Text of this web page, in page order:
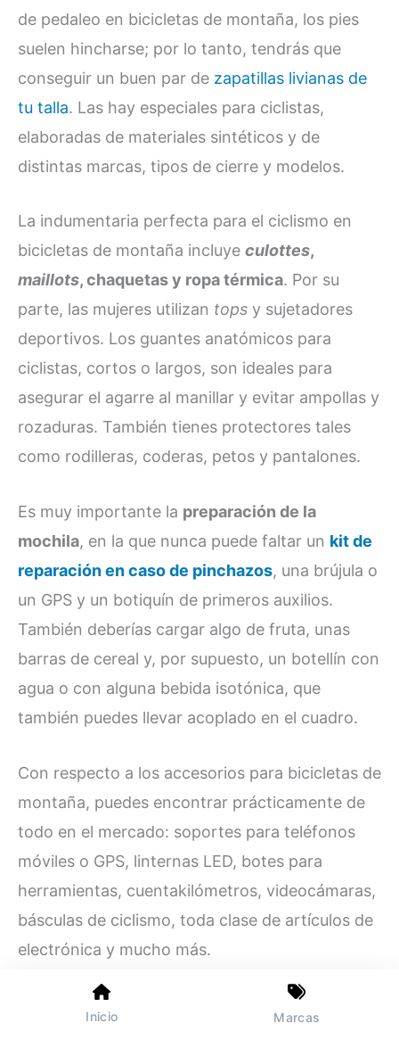
de pedaleo en bicicletas de montaña, los pies
suelen hincharse; por lo tanto, tendrás que
conseguir un buen par de zapatillas livianas de
tu talla. Las hay especiales para ciclistas,
elaboradas de materiales sintéticos y de
distintas marcas, tipos de cierre y modelos.
La indumentaria perfecta para el ciclismo en
bicicletas de montaña incluye culottes,
maillots, chaquetas y ropa térmica. Por su
parte, las mujeres utilizan tops y sujetadores
deportivos. Los guantes anatómicos para
ciclistas, cortos o largos, son ideales para
asegurar el agarre al manillar y evitar ampollas y
rozaduras. También tienes protectores tales
como rodilleras, coderas, petos y pantalones.
Es muy importante la preparación de la
mochila, en la que nunca puede faltar un kit de
reparación en caso de pinchazos, una brújula o
un GPS y un botiquín de primeros auxilios.
También deberías cargar algo de fruta, unas
barras de cereal y, por supuesto, un botellín con
agua o con alguna bebida isotónica, que
también puedes llevar acoplado en el cuadro.
Con respecto a los accesorios para bicicletas de
montaña, puedes encontrar prácticamente de
todo en el mercado: soportes para teléfonos
móviles o GPS, linternas LED, botes para
herramientas, cuentakilómetros, videocámaras,
básculas de ciclismo, toda clase de artículos de
electrónica y mucho más.
Principales marcas de bicicletas de montaña
Inicio Marcas